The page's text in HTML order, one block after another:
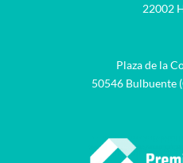
22002
Plaza de la
50546 Bulbuente